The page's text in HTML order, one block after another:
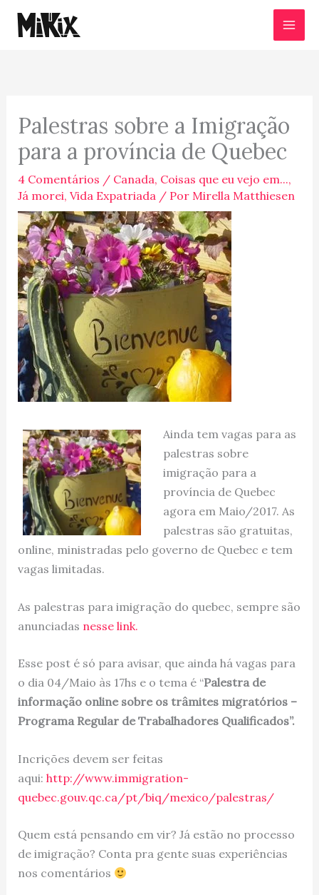
para
Palestras sobre a Imigração
para a província de Quebec
4 Comentários / Canada, Coisas que eu vejo em...,
Já morei, Vida Expatriada/ Por Mirella Matthiesen
Ainda tem vagas para as
palestras sobre
imigração para a
província de Quebec
agora em Maio/2017. As
palestras são gratuitas,
online, ministradas pelo governo de Quebec e tem
vagas limitadas.
As palestras para imigração do quebec, sempre são
anunciadas nesse link.
Esse post é só para avisar, que ainda há vagas para
o dia 04/Maio às 17hs e o tema é “Palestra de
informação online sobre os trâmites migratórios –
Programa Regular de Trabalhadores Qualificados”.
Incrições devem ser feitas
aqui: http://www.immigration-
quebec.gouv.qc.ca/pt/biq/mexico/palestras/
Quem está pensando em vir? Já estão no processo
de imigração? Conta pra gente suas experiências
nos comentários